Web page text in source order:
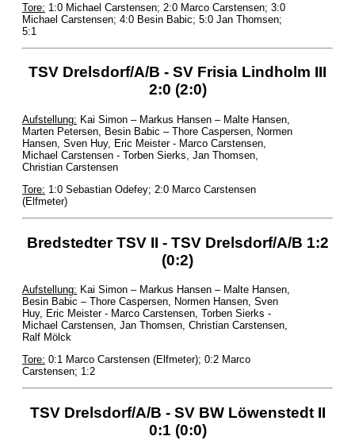
Tore: 1:0 Michael Carstensen; 2:0 Marco Carstensen; 3:0
Michael Carstensen; 4:0 Besin Babic; 5:0 Jan Thomsen;
5:1
TSV Drelsdorf/A/B - SV Frisia Lindholm III
2:0 (2:0)
Aufstellung: Kai Simon – Markus Hansen – Malte Hansen,
Marten Petersen, Besin Babic – Thore Caspersen, Normen
Hansen, Sven Huy, Eric Meister - Marco Carstensen,
Michael Carstensen - Torben Sierks, Jan Thomsen,
Christian Carstensen
Tore: 1:0 Sebastian Odefey; 2:0 Marco Carstensen
(Elfmeter)
Bredstedter TSV II - TSV Drelsdorf/A/B 1:2
(0:2)
Aufstellung: Kai Simon – Markus Hansen – Malte Hansen,
Besin Babic – Thore Caspersen, Normen Hansen, Sven
Huy, Eric Meister - Marco Carstensen, Torben Sierks -
Michael Carstensen, Jan Thomsen, Christian Carstensen,
Ralf Mölck
Tore: 0:1 Marco Carstensen (Elfmeter); 0:2 Marco
Carstensen; 1:2
TSV Drelsdorf/A/B - SV BW Löwenstedt II
0:1 (0:0)